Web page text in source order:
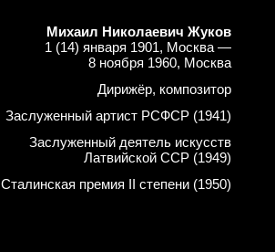
Михаил Николаевич Жуков
1 (14) января 1901, Москва —
8 ноября 1960, Москва
Дирижёр, композитор
Заслуженный артист РСФСР (1941)
Заслуженный деятель искусств
Латвийской ССР (1949)
Сталинская премия II степени (1950)